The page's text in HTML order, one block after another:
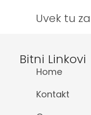
Uvek tu
Bitni Linkovi
Home
Kontakt